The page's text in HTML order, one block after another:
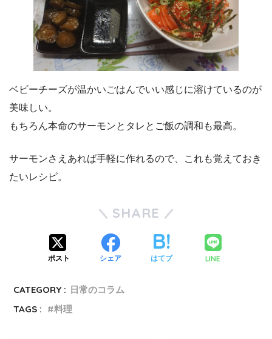
ベビーチーズが温かいごはんでいい感じに溶けているのが
美味しい。
もちろん本命のサーモンとタレとご飯の調和も最高。
サーモンさえあれば手軽に作れるので、これも覚えておき
たいレシピ。
SHARE
ポスト シェア はてブ LINE
CATEGORY : 日常のコラム
TAGS :
料理